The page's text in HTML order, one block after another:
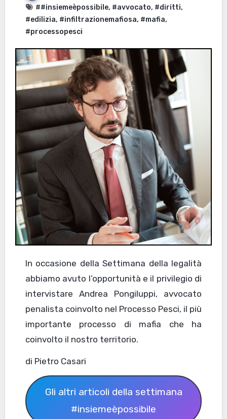
##insiemeèpossibile, #avvocato, #diritti,
#edilizia, #infiltrazionemafiosa, #mafia,
#processopesci
In occasione della Settimana della legalità
abbiamo avuto l’opportunità e il privilegio di
intervistare Andrea Pongiluppi, avvocato
penalista coinvolto nel Processo Pesci, il più
importante processo di mafia che ha
coinvolto il nostro territorio.
di Pietro Casari
Gli altri articoli della settimana
#insiemeèpossibile